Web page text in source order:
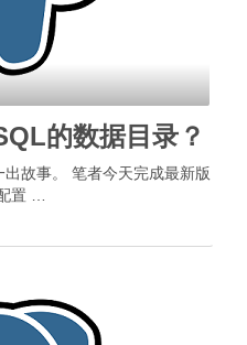
的数据目录？
故事。 笔者今天完成最新版
置 …